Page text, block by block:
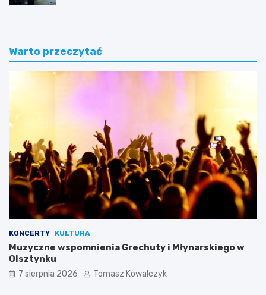
Warto przeczytać
KONCERTY KULTURA
Muzyczne wspomnienia Grechuty i Młynarskiego w
Olsztynku
7 sierpnia 2026 Tomasz Kowalczyk